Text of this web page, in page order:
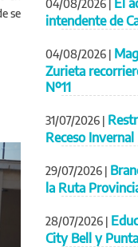
se
04/08/2026 |
intendente de
04/08/2026 |
Zurieta
Nº11
31/07/2026 |
Receso Invernal
29/07/2026 |
la Ruta
28/07/2026 |
City Bell y